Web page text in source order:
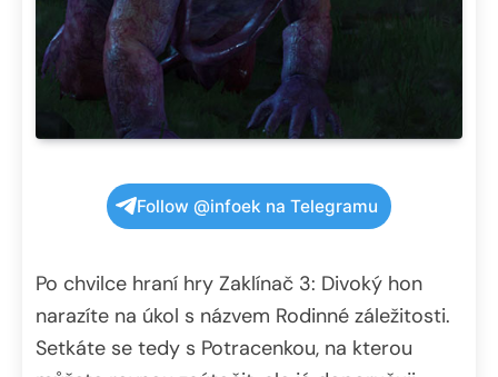
Follow @infoek na Telegramu
Po chvilce hraní hry Zaklínač 3: Divoký hon
narazíte na úkol s názvem Rodinné záležitosti.
Setkáte se tedy s Potracenkou, na kterou